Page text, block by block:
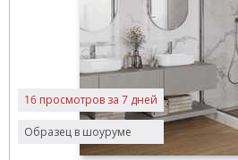
Образец в шоуруме
16 просмотров за 7 дней